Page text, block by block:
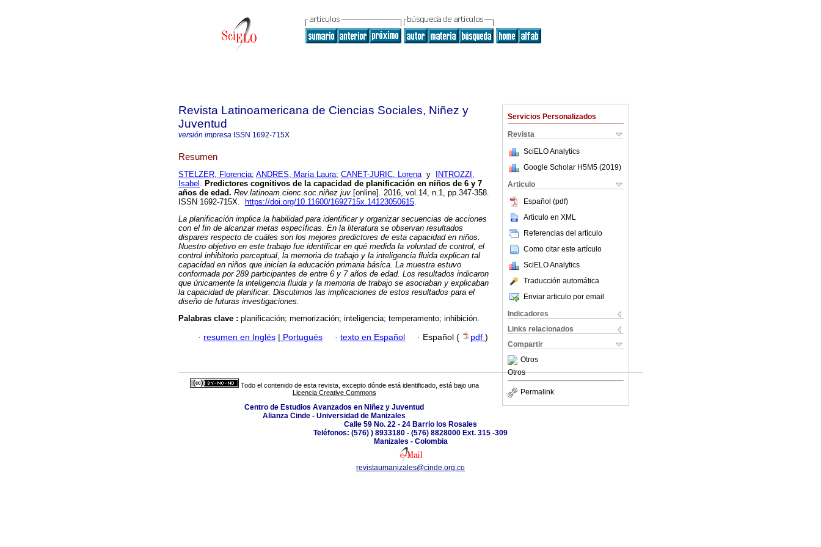
Servicios Personalizados
Revista
SciELO Analytics
Google Scholar H5M5 (2019)
Articulo
Español (pdf)
Articulo en XML
Referencias del artículo
Como citar este artículo
SciELO Analytics
Traducción automática
Enviar articulo por email
Indicadores
Links relacionados
Compartir
Otros
Otros
Permalink
Revista Latinoamericana de Ciencias Sociales, Niñez y
Juventud
versión impresa ISSN 1692-715X
Resumen
STELZER, Florencia; ANDRES, María Laura; CANET-JURIC, Lorenay
INTROZZI,
Isabel . Predictores cognitivos de la capacidad de planificación en niños de 6 y 7
años de edad. Rev.latinoam.cienc.soc.niñez juv [online]. 2016, vol.14, n.1, pp.347-358.
ISSN 1692-715X.
https://doi.org/10.11600/1692715x.14123050615.
La planificación implica la habilidad para identificar y organizar secuencias de acciones
con el fin de alcanzar metas específicas. En la literatura se observan resultados
dispares respecto de cuáles son los mejores predictores de esta capacidad en niños.
Nuestro objetivo en este trabajo fue identificar en qué medida la voluntad de control, el
control inhibitorio perceptual, la memoria de trabajo y la inteligencia fluida explican tal
capacidad en niños que inician la educación primaria básica. La muestra estuvo
conformada por 289 participantes de entre 6 y 7 años de edad. Los resultados indicaron
que únicamente la inteligencia fluida y la memoria de trabajo se asociaban y explicaban
la capacidad de planificar. Discutimos las implicaciones de estos resultados para el
diseño de futuras investigaciones.
Palabras clave : planificación; memorización; inteligencia; temperamento; inhibición.
· resumen en Inglés | Portugués · texto en Español · Español ( pdf )
Todo el contenido de esta revista, excepto dónde está identificado, está bajo una
Licencia Creative Commons
Centro de Estudios Avanzados en Niñez y Juventud
Alianza Cinde - Universidad de Manizales
Calle 59 No. 22 - 24 Barrio los Rosales
Teléfonos: (576) ) 8933180 - (576) 8828000 Ext. 315 -309
Manizales - Colombia
revistaumanizales@cinde.org.co